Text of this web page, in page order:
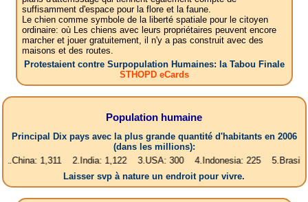
suffisamment d'espace pour la flore et la faune.
Le chien comme symbole de la liberté spatiale pour le citoyen
ordinaire: où Les chiens avec leurs propriétaires peuvent encore
marcher et jouer gratuitement, il n'y a pas construit avec des
maisons et des routes.
Protestaient contre Surpopulation Humaines: la Tabou Finale
STHOPD eCards
Population humaine
Principal Dix pays avec la plus grande quantité d'habitants en 2006
(dans les millions):
1,311 2.India: 1,122 3.USA: 300 4.Indonesia: 225 5.Brasil: 187
Laisser svp à nature un endroit pour vivre.